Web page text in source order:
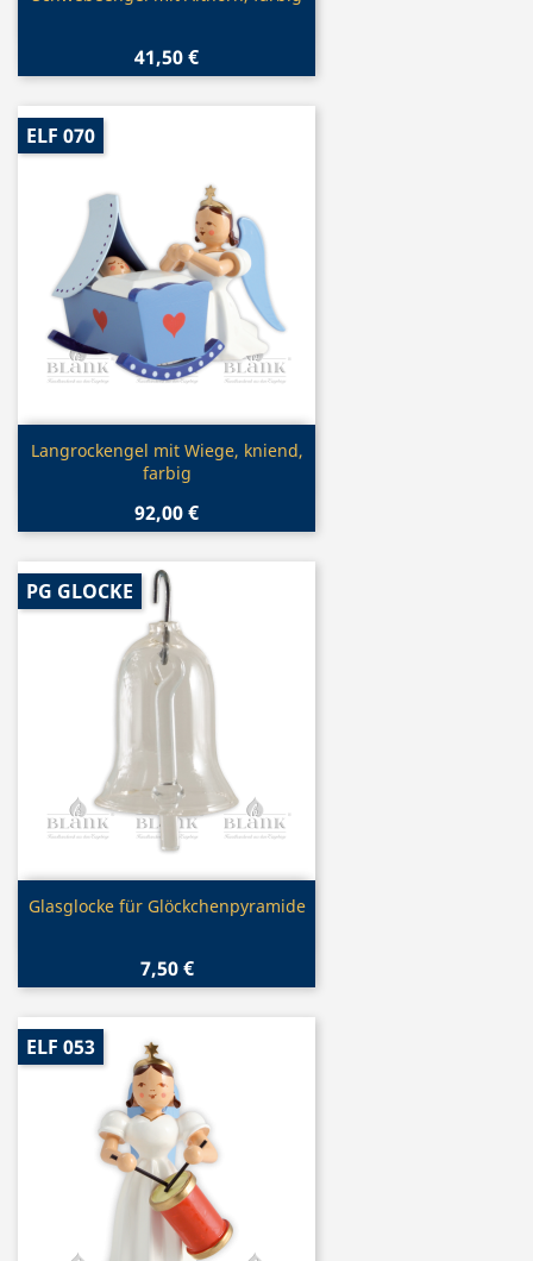
41,50 €
Vorschau
Langrockengel mit Wiege, kniend,
farbig
92,00 €
ELF 070
Vorschau
Glasglocke für Glöckchenpyramide
7,50 €
PG GLOCKE
ELF 053